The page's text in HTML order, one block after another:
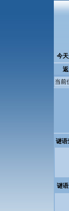
今
当前
谜语
谜